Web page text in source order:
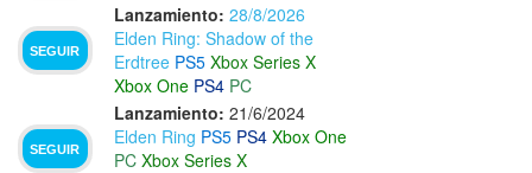
Lanzamiento: 28/8/2026
SEGUIR
Elden Ring: Shadow of the
Erdtree PS5 Xbox Series X
Xbox One PS4 PC
Lanzamiento: 21/6/2024
SEGUIR
Elden Ring PS5 PS4 Xbox One
PC Xbox Series X